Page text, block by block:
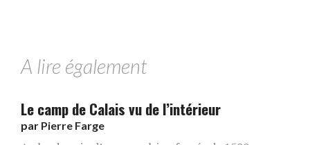
A lire également
Le camp de Calais vu de l’intérieur
par Pierre Farge